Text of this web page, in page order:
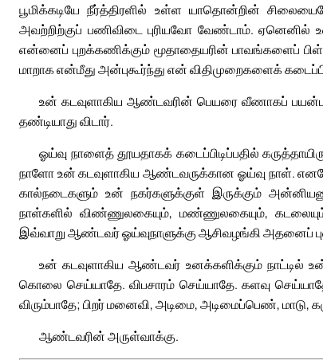
பூமிக்கடியே நீர்த்திரளில் உள்ள யாதொன்றின்
அவற்றிற்குப் பணிவிடை புரியவோ வேண்டாம்.
என்னைப் புறக்கணிக்கும் மூதாதையரின் பாவங்களைப்
மாறாக என்மீது அன்புகூர்ந்து என் விதிமுறைகளைக்
உன் கடவுளாகிய ஆண்டவரின் பெயரை வீணாகப்
தண்டியாது விடார்.
ஓய்வு நாளைத் தூயதாகக் கடைப்பிடிப்பதில்
நாளோ உன் கடவுளாகிய ஆண்டவருக்கான ஓய்வு நாள்.
கால்நடைகளும் உன் நகர்களுக்குள் இருக்கும்
நாள்களில் விண்ணுலகையும், மண்ணுலகையும்,
இவ்வாறு ஆண்டவர் ஓய்வுநாளுக்கு ஆசிவழங்கி அதனைப்
உன் கடவுளாகிய ஆண்டவர் உனக்களிக்கும் நாட்டில்
கொலை செய்யாதே. விபசாரம் செய்யாதே. களவு
விரும்பாதே; பிறர் மனைவி, அடிமை, அடிமைப்பெண், மாடு,
ஆண்டவரின் அருள்வாக்கு.